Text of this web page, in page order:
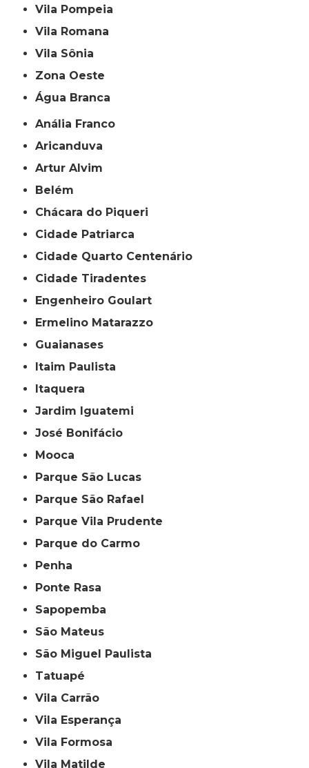
Vila Pompeia
Vila Romana
Vila Sônia
Zona Oeste
Água Branca
Anália Franco
Aricanduva
Artur Alvim
Belém
Chácara do Piqueri
Cidade Patriarca
Cidade Quarto Centenário
Cidade Tiradentes
Engenheiro Goulart
Ermelino Matarazzo
Guaianases
Itaim Paulista
Itaquera
Jardim Iguatemi
José Bonifácio
Mooca
Parque São Lucas
Parque São Rafael
Parque Vila Prudente
Parque do Carmo
Penha
Ponte Rasa
Sapopemba
São Mateus
São Miguel Paulista
Tatuapé
Vila Carrão
Vila Esperança
Vila Formosa
Vila Matilde